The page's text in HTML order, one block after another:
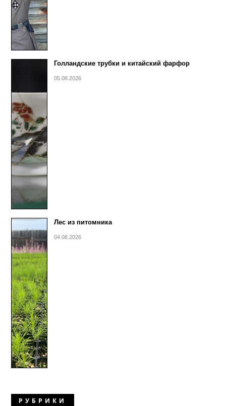
Голландские трубки и китайский фарфор
05.08.2026
Лес из питомника
04.08.2026
РУБРИКИ